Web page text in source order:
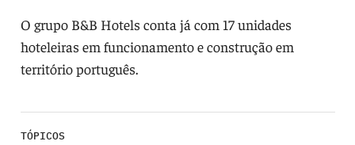
O grupo B&B Hotels conta já com 17 unidades
hoteleiras em funcionamento e construção em
território português.
TÓPICOS